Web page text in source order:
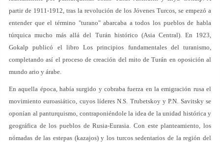
partir de 1911-1912, tras la revolución de los Jóvenes Turcos, se empezó a
entender que el término "turano" abarcaba a todos los pueblos de habla
túrquica mucho más allá del Turán histórico (Asia Central). En 1923,
Gokalp publicó el libro Los principios fundamentales del turanismo,
completando así el proceso de creación del mito de Turán en oposición al
mundo ario y árabe.
En aquella época, había surgido y cobraba fuerza en la emigración rusa el
movimiento euroasiático, cuyos líderes N.S. Trubetskoy y P.N. Savitsky se
oponían al panturquismo, contraponiéndole la idea de la unidad histórica y
geográfica de los pueblos de Rusia-Eurasia. Con este planteamiento, los
nómadas de las estepas (kazajos) y los turcos sedentarios de la región del